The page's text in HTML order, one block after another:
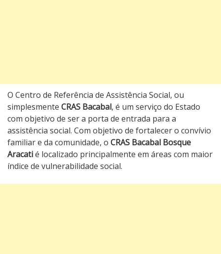
O Centro de Referência de Assistência Social, ou
simplesmente CRAS Bacabal, é um serviço do Estado
com objetivo de ser a porta de entrada para a
assistência social. Com objetivo de fortalecer o convívio
familiar e da comunidade, o CRAS Bacabal Bosque
Aracatié localizado principalmente em áreas com maior
índice de vulnerabilidade social.